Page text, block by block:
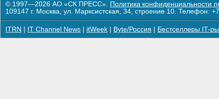
© 1997—2026 АО «СК ПРЕСС». Политика конфиденциальности
109147 г. Москва, ул. Марксистская, 34, строение 10. Телефон:
ITRN IT Channel News itWeek Byte/Россия Бестселлеры IT-